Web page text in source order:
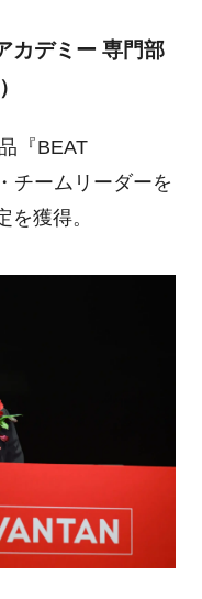
カデミー 専門部
『BEAT
チームリーダーを
獲得。